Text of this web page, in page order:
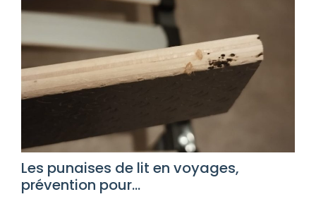
Les punaises de lit en voyages,
prévention pour...